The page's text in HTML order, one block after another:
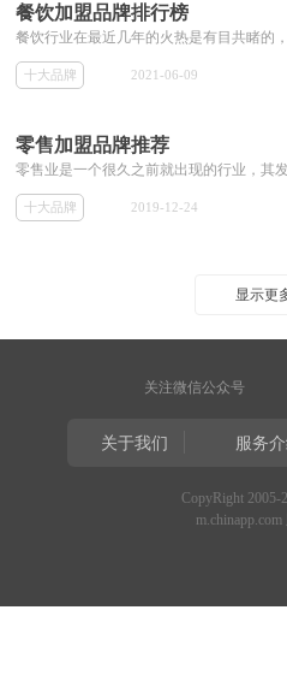
餐饮加盟品牌排行榜
十大品牌 2021-06-09
零售加盟品牌推荐
十大品牌 2019-12-24
显示更
关注微信公众号
关于我们 服务
CopyRight 2005-